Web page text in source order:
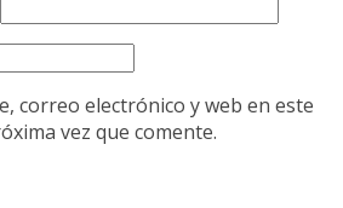
correo electrónico y web en este
vez que comente.